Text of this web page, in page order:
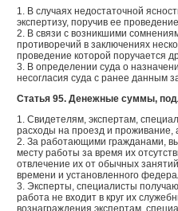
1. В случаях недостаточной
экспертизу, поручив ее
2. В связи с возникшими
противоречий в заключениях
проведение которой поручается
3. В определении суда о
несогласия суда с ранее данным
Статья 95. Денежные суммы,
1. Свидетелям, экспертам,
расходы на проезд и проживание,
2. За работающими гражданами,
месту работы за время их
отвлечение их от обычных
времени и установленного
3. Эксперты, специалисты
работа не входит в круг их